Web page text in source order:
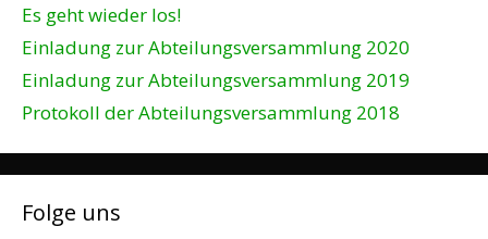
Es geht wieder los!
Einladung zur Abteilungsversammlung 2020
Einladung zur Abteilungsversammlung 2019
Protokoll der Abteilungsversammlung 2018
Folge uns